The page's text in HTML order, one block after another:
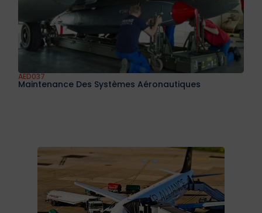
AED037
Maintenance Des Systèmes Aéronautiques